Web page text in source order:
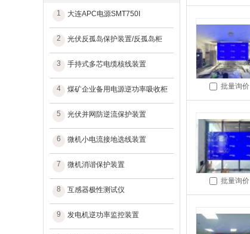
1 大连APC电源SMT750I
2 光伏反孤岛保护装置/反孤岛柜
3 手持式多芯电缆核线装置
4 煤矿企业备用电源逆功率吸收柜
5 光伏并网防逆流保护装置
6 微机小电流接地选线装置
7 微机消谐保护装置
8 互感器极性测试仪
9 发电机逆功率监控装置
批量询价
批量询价